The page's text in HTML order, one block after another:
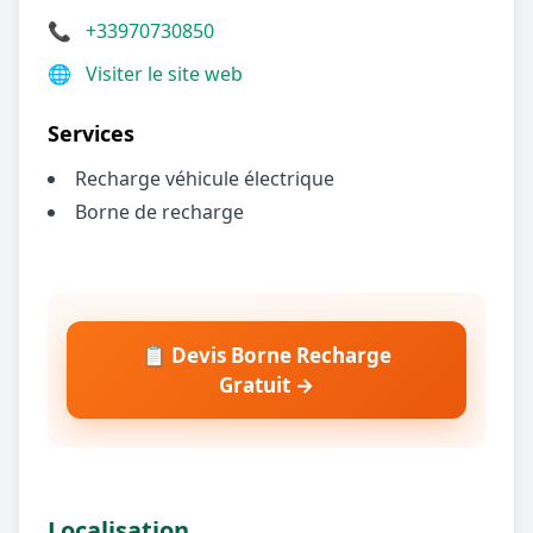
📞 +33970730850
🌐 Visiter le site web
Services
Recharge véhicule électrique
Borne de recharge
📋 Devis Borne Recharge
Gratuit →